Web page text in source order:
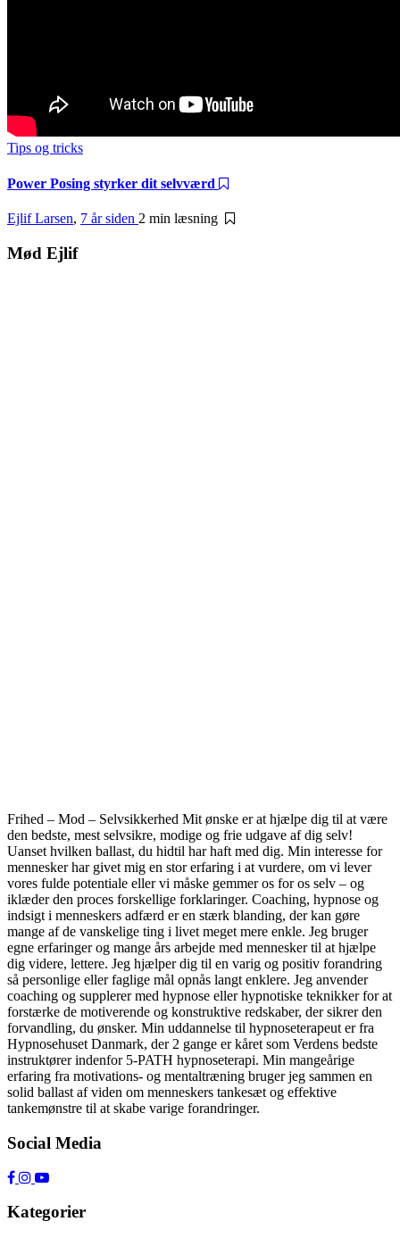
Tips og tricks
Power Posing styrker dit selvværd
Ejlif Larsen, 7 år siden 2 min læsning
Mød Ejlif
Frihed – Mod – Selvsikkerhed Mit ønske er at hjælpe dig til at være
den bedste, mest selvsikre, modige og frie udgave af dig selv!
Uanset hvilken ballast, du hidtil har haft med dig. Min interesse for
mennesker har givet mig en stor erfaring i at vurdere, om vi lever
vores fulde potentiale eller vi måske gemmer os for os selv – og
iklæder den proces forskellige forklaringer. Coaching, hypnose og
indsigt i menneskers adfærd er en stærk blanding, der kan gøre
mange af de vanskelige ting i livet meget mere enkle. Jeg bruger
egne erfaringer og mange års arbejde med mennesker til at hjælpe
dig videre, lettere. Jeg hjælper dig til en varig og positiv forandring
så personlige eller faglige mål opnås langt enklere. Jeg anvender
coaching og supplerer med hypnose eller hypnotiske teknikker for at
forstærke de motiverende og konstruktive redskaber, der sikrer den
forvandling, du ønsker. Min uddannelse til hypnoseterapeut er fra
Hypnosehuset Danmark, der 2 gange er kåret som Verdens bedste
instruktører indenfor 5-PATH hypnoseterapi. Min mangeårige
erfaring fra motivations- og mentaltræning bruger jeg sammen en
solid ballast af viden om menneskers tankesæt og effektive
tankemønstre til at skabe varige forandringer.
Social Media
Kategorier